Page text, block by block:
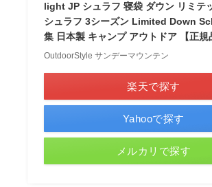
light JP シュラフ 寝袋 ダウン リミテ
シュラフ 3シーズン Limited Down
集 日本製 キャンプ アウトドア 【正規
OutdoorStyle サンデーマウンテン
楽天で探す
Yahooで探す
メルカリで探す